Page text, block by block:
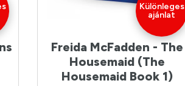
Különleges
ajánlat
Freida McFadden - The
Housemaid (The
Housemaid Book 1)